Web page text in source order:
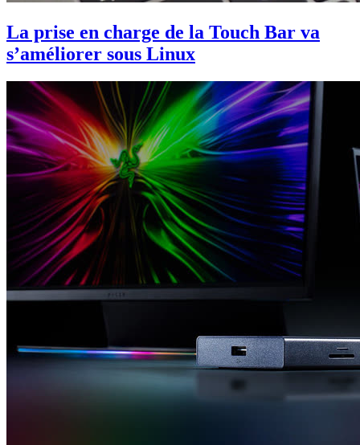
La prise en charge de la Touch Bar va
s’améliorer sous Linux